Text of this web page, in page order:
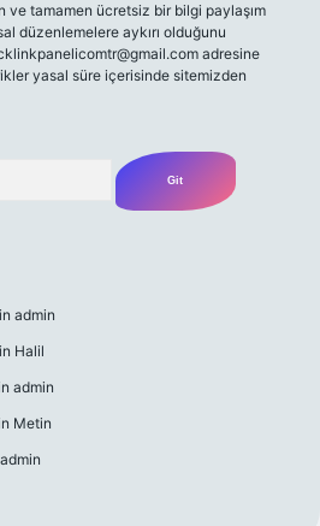
ve tamamen ücretsiz bir bilgi paylaşım
düzenlemelere aykırı olduğunu
adresine
yasal süre içerisinde sitemizden
admin
Halil
admin
Metin
admin